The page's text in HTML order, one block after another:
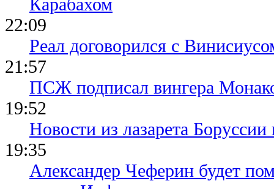
22:09
Реал договорился с
21:57
ПСЖ подписал вингера
19:52
Новости из лазарета
19:35
Александер Чеферин будет